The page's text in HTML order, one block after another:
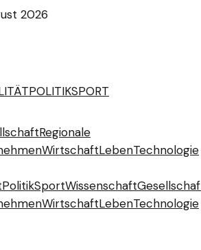
2026
POLITIKSPORT
Regionale
WirtschaftLebenTechnologie
PolitikSportWissenschaft
WirtschaftLebenTechnologie